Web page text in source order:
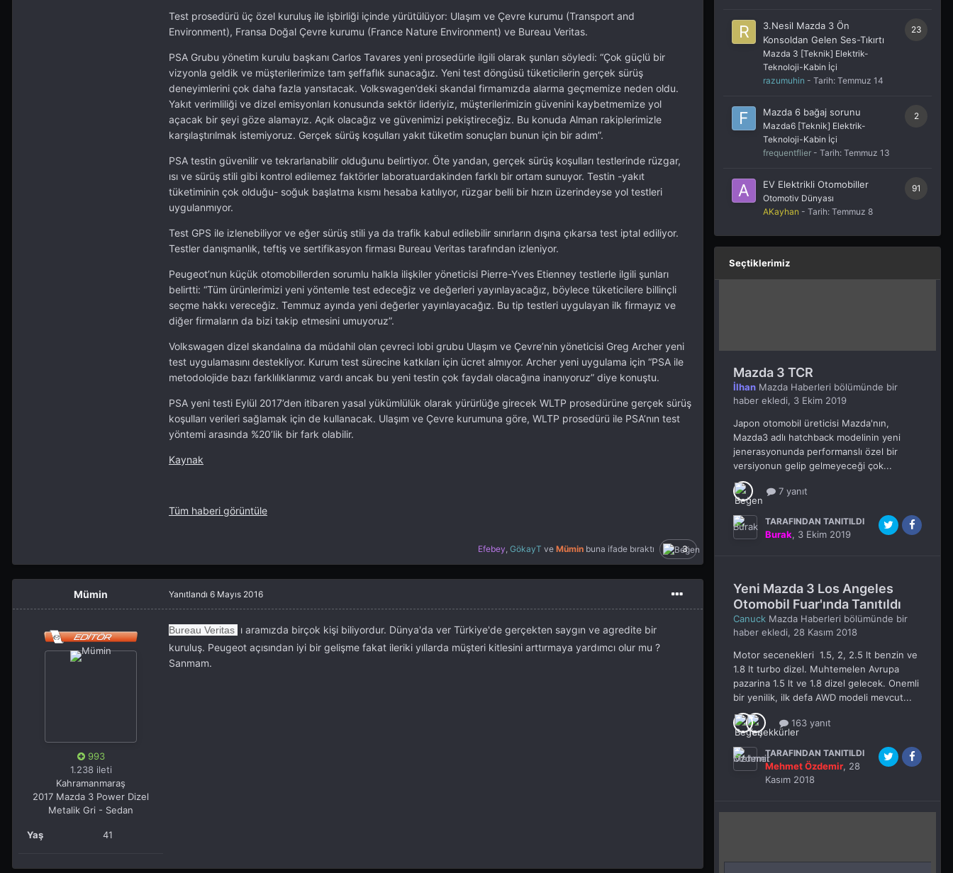
Test prosedürü üç özel kuruluş ile işbirliği içinde yürütülüyor: Ulaşım ve Çevre kurumu (Transport and
Environment), Fransa Doğal Çevre kurumu (France Nature Environment) ve Bureau Veritas.
PSA Grubu yönetim kurulu başkanı Carlos Tavares yeni prosedürle ilgili olarak şunları söyledi: “Çok güçlü bir
vizyonla geldik ve müşterilerimize tam şeffaflık sunacağız. Yeni test döngüsü tüketicilerin gerçek sürüş
deneyimlerini çok daha fazla yansıtacak. Volkswagen’deki skandal firmamızda alarma geçmemize neden oldu.
Yakıt verimliliği ve dizel emisyonları konusunda sektör lideriyiz, müşterilerimizin güvenini kaybetmemize yol
açacak bir şeyi göze alamayız. Açık olacağız ve güvenimizi pekiştireceğiz. Bu konuda Alman rakiplerimizle
karşılaştırılmak istemiyoruz. Gerçek sürüş koşulları yakıt tüketim sonuçları bunun için bir adım”.
PSA testin güvenilir ve tekrarlanabilir olduğunu belirtiyor. Öte yandan, gerçek sürüş koşulları testlerinde rüzgar,
ısı ve sürüş stili gibi kontrol edilemez faktörler laboratuardakinden farklı bir ortam sunuyor. Testin -yakıt
tüketiminin çok olduğu- soğuk başlatma kısmı hesaba katılıyor, rüzgar belli bir hızın üzerindeyse yol testleri
uygulanmıyor.
Test GPS ile izlenebiliyor ve eğer sürüş stili ya da trafik kabul edilebilir sınırların dışına çıkarsa test iptal ediliyor.
Testler danışmanlık, teftiş ve sertifikasyon firması Bureau Veritas tarafından izleniyor.
Peugeot’nun küçük otomobillerden sorumlu halkla ilişkiler yöneticisi Pierre-Yves Etienney testlerle ilgili şunları
belirtti: “Tüm ürünlerimizi yeni yöntemle test edeceğiz ve değerleri yayınlayacağız, böylece tüketicilere billinçli
seçme hakkı vereceğiz. Temmuz ayında yeni değerler yayınlayacağız. Bu tip testleri uygulayan ilk firmayız ve
diğer firmaların da bizi takip etmesini umuyoruz”.
Volkswagen dizel skandalına da müdahil olan çevreci lobi grubu Ulaşım ve Çevre’nin yöneticisi Greg Archer yeni
test uygulamasını destekliyor. Kurum test sürecine katkıları için ücret almıyor. Archer yeni uygulama için “PSA ile
metodolojide bazı farklılıklarımız vardı ancak bu yeni testin çok faydalı olacağına inanıyoruz” diye konuştu.
PSA yeni testi Eylül 2017’den itibaren yasal yükümlülük olarak yürürlüğe girecek WLTP prosedürüne gerçek sürüş
koşulları verileri sağlamak için de kullanacak. Ulaşım ve Çevre kurumuna göre, WLTP prosedürü ile PSA’nın test
yöntemi arasında %20’lik bir fark olabilir.
Kaynak
Tüm haberi görüntüle
Efebey GökayT ve Mümin buna ifade bıraktı 3
Mümin
993
1.238 ileti
Kahramanmaraş
2017 Mazda 3 Power Dizel
Metalik Gri - Sedan
Yaş 41
Yanıtlandı 6 Mayıs 2016
Bureau Veritas ı aramızda birçok kişi biliyordur. Dünya'da ver Türkiye'de gerçekten saygın ve agredite bir
kuruluş. Peugeot açısından iyi bir gelişme fakat ileriki yıllarda müşteri kitlesini arttırmaya yardımcı olur mu ?
Sanmam.
23
3.Nesil Mazda 3 Ön
Konsoldan Gelen Ses-Tıkırtı
Mazda 3 [Teknik] Elektrik-
Teknoloji-Kabin İçi
razumuhin - Tarih: Temmuz 14
2
Mazda 6 bağaj sorunu
Mazda6 [Teknik] Elektrik-
Teknoloji-Kabin İçi
frequentflier - Tarih: Temmuz 13
91
EV Elektrikli Otomobiller
Otomotiv Dünyası
AKayhan - Tarih: Temmuz 8
Seçtiklerimiz
Mazda 3 TCR
İlhan Mazda Haberleri bölümünde bir
haber ekledi, 3 Ekim 2019
Japon otomobil üreticisi Mazda'nın,
Mazda3 adlı hatchback modelinin yeni
jenerasyonunda performanslı özel bir
versiyonun gelip gelmeyeceği çok...
7 yanıt
TARAFINDAN TANITILDI
Burak, 3 Ekim 2019
Yeni Mazda 3 Los Angeles
Otomobil Fuar'ında Tanıtıldı
Canuck Mazda Haberleri bölümünde bir
haber ekledi, 28 Kasım 2018
Motor secenekleri 1.5, 2, 2.5 lt benzin ve
1.8 lt turbo dizel. Muhtemelen Avrupa
pazarina 1.5 lt ve 1.8 dizel gelecek. Onemli
bir yenilik, ilk defa AWD modeli mevcut...
163 yanıt
TARAFINDAN TANITILDI
Mehmet Özdemir, 28
Kasım 2018